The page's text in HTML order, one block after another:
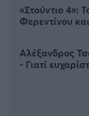
«Στούντιο 4»:
Φερεντίνου
Αλέξανδρος
- Γιατί